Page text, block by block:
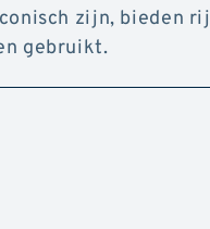
zijn, bieden
gebruikt.